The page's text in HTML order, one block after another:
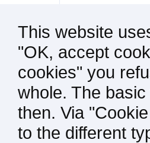
This website
"OK, accept
cookies" you
whole. The
then. Via
to the different